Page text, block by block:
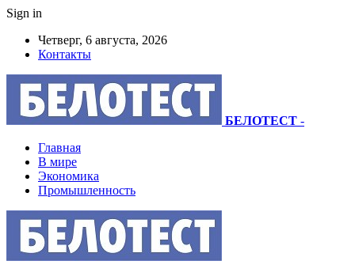
Sign in
Четверг, 6 августа, 2026
Контакты
БЕЛОТЕСТ -
Главная
В мире
Экономика
Промышленность